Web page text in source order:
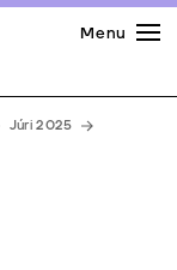
Menu
Júri 2025